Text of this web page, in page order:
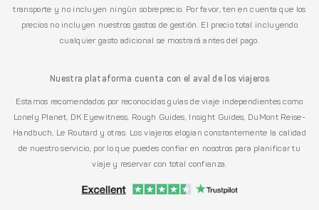
transporte y no incluyen ningún sobreprecio. Por favor, ten en cuenta que los
precios no incluyen nuestros gastos de gestión. El precio total incluyendo
cualquier gasto adicional se mostrará antes del pago.
Nuestra plataforma cuenta con el aval de los viajeros
Estamos recomendados por reconocidas guías de viaje independientes como
Lonely Planet, DK Eyewitness, Rough Guides, Insight Guides, DuMont Reise-
Handbuch, Le Routard y otras. Los viajeros elogian constantemente la calidad
de nuestro servicio, por lo que puedes confiar en nosotros para planificar tu
viaje y reservar con total confianza.